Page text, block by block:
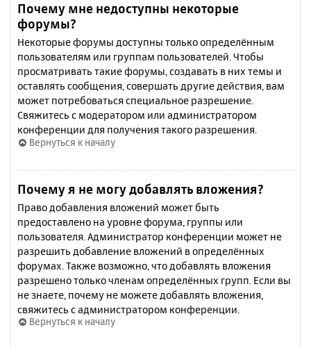
Почему мне недоступны некоторые
форумы?
Некоторые форумы доступны только определённым
пользователям или группам пользователей. Чтобы
просматривать такие форумы, создавать в них темы и
оставлять сообщения, совершать другие действия, вам
может потребоваться специальное разрешение.
Свяжитесь с модератором или администратором
конференции для получения такого разрешения.
Вернуться к началу
Почему я не могу добавлять вложения?
Право добавления вложений может быть
предоставлено на уровне форума, группы или
пользователя. Администратор конференции может не
разрешить добавление вложений в определённых
форумах. Также возможно, что добавлять вложения
разрешено только членам определённых групп. Если вы
не знаете, почему не можете добавлять вложения,
свяжитесь с администратором конференции.
Вернуться к началу